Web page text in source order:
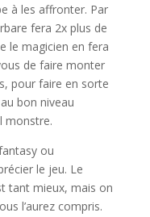
à les affronter. Par
fera 2x plus de
le magicien en fera
de faire monter
pour faire en sorte
bon niveau
monstre.
ou
le jeu. Le
tant mieux, mais on
l’aurez compris.